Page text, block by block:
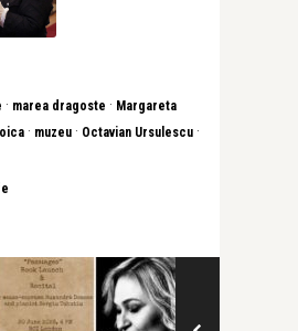
· marea dragoste · Margareta
· muzeu · Octavian Ursulescu ·